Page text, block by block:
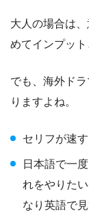
大人の場合は
めてインプット
でも、海外ド
りますよね。
セリフが速
日本語で一
れをやりた
なり英語で